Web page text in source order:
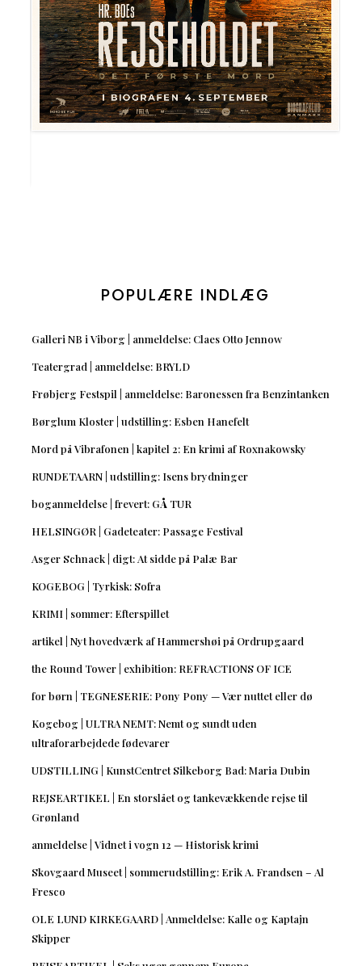
POPULÆRE INDLÆG
Galleri NB i Viborg | anmeldelse: Claes Otto Jennow
Teatergrad | anmeldelse: BRYLD
Frøbjerg Festspil | anmeldelse: Baronessen fra Benzintanken
Børglum Kloster | udstilling: Esben Hanefelt
Mord på Vibrafonen | kapitel 2: En krimi af Roxnakowsky
RUNDETAARN | udstilling: Isens brydninger
boganmeldelse | frevert: GÅ TUR
HELSINGØR | Gadeteater: Passage Festival
Asger Schnack | digt: At sidde på Palæ Bar
KOGEBOG | Tyrkisk: Sofra
KRIMI | sommer: Efterspillet
artikel | Nyt hovedværk af Hammershøi på Ordrupgaard
the Round Tower | exhibition: REFRACTIONS OF ICE
for børn | TEGNESERIE: Pony Pony — Vær nuttet eller dø
Kogebog | ULTRA NEMT: Nemt og sundt uden
ultraforarbejdede fødevarer
UDSTILLING | KunstCentret Silkeborg Bad: Maria Dubin
REJSEARTIKEL | En storslået og tankevækkende rejse til
Grønland
anmeldelse | Vidnet i vogn 12 — Historisk krimi
Skovgaard Museet | sommerudstilling: Erik A. Frandsen – Al
Fresco
OLE LUND KIRKEGAARD | Anmeldelse: Kalle og Kaptajn
Skipper